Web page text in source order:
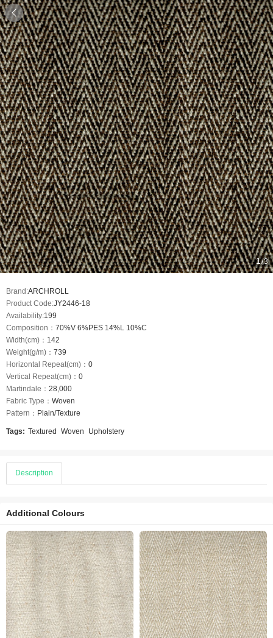

1/3
Brand:ARCHROLL
Product Code:JY2446-18
Availability:199
Composition： 70%V 6%PES 14%L 10%C
Width(cm)： 142
Weight(g/m)： 739
Horizontal Repeat(cm)： 0
Vertical Repeat(cm)： 0
Martindale： 28,000
Fabric Type： Woven
Pattern： Plain/Texture
Tags: Textured Woven Upholstery
Description
Additional Colours